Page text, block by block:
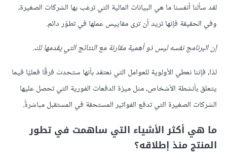
لقد سألنا أنفسنا ما هي البيانات المالية التي ترغب بها الشركات الصغيرة،
وفي الحقيقة فإنها تريد أن ترى مقاييس عملها في تطوّر دائم.
إن البرنامج نفسه ليس ذو أهمية مقارنة مع النتائج التي يقدمها لك.
لذا، فإننا نعطي الأولوية للعوامل التي نعتقد بأنها ستحدث فرقًا فعليًا فيما
يتعلق بأنشطة الأشخاص، مثل ميزة الدفعات الفورية التي تحصل عليها
الشركات الصغيرة التي تدفع الفواتير المستحقة في المستقبل مباشرةً.
ما هي أكثر الأشياء التي ساهمت في تطور
المنتج منذ إطلاقه؟